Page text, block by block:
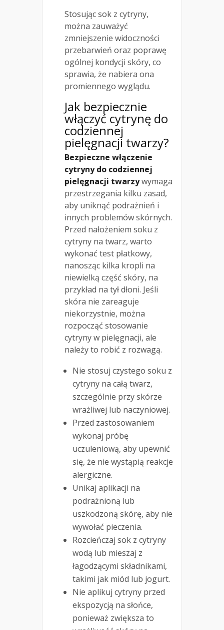
Stosując sok z cytryny,
można zauważyć
zmniejszenie widoczności
przebarwień oraz poprawę
ogólnej kondycji skóry, co
sprawia, że nabiera ona
promiennego wyglądu.
Jak bezpiecznie
włączyć cytrynę do
codziennej
pielęgnacji twarzy?
Bezpieczne włączenie
cytryny do codziennej
pielęgnacji twarzywymaga
przestrzegania kilku zasad,
aby uniknąć podrażnień i
innych problemów skórnych.
Przed nałożeniem soku z
cytryny na twarz, warto
wykonać test płatkowy,
nanosząc kilka kropli na
niewielką część skóry, na
przykład na tył dłoni. Jeśli
skóra nie zareaguje
niekorzystnie, można
rozpocząć stosowanie
cytryny w pielęgnacji, ale
należy to robić z rozwagą.
Nie stosuj czystego soku z
cytryny na całą twarz,
szczególnie przy skórze
wrażliwej lub naczyniowej.
Przed zastosowaniem
wykonaj próbę
uczuleniową, aby upewnić
się, że nie wystąpią reakcje
alergiczne.
Unikaj aplikacji na
podrażnioną lub
uszkodzoną skórę, aby nie
wywołać pieczenia.
Rozcieńczaj sok z cytryny
wodą lub mieszaj z
łagodzącymi składnikami,
takimi jak miód lub jogurt.
Nie aplikuj cytryny przed
ekspozycją na słońce,
ponieważ zwiększa to